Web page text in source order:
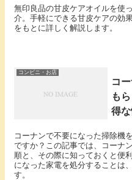
無印良品の甘皮ケアオイルを使
介。手軽にできる甘皮ケアの効
をもとに詳しく解説します。
コンビニ・お店
コ
も
得
コーナンで不要になった掃除機
ですか？この記事では、コーナ
順と、その際に知っておくと便
になった家電を処分することは
す。